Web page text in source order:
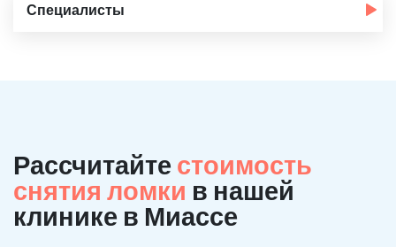
Специалисты
Рассчитайте стоимость
снятия ломки в нашей
клинике в Миассе